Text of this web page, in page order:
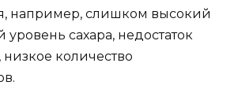
например, слишком высокий
сахара, недостаток
количество